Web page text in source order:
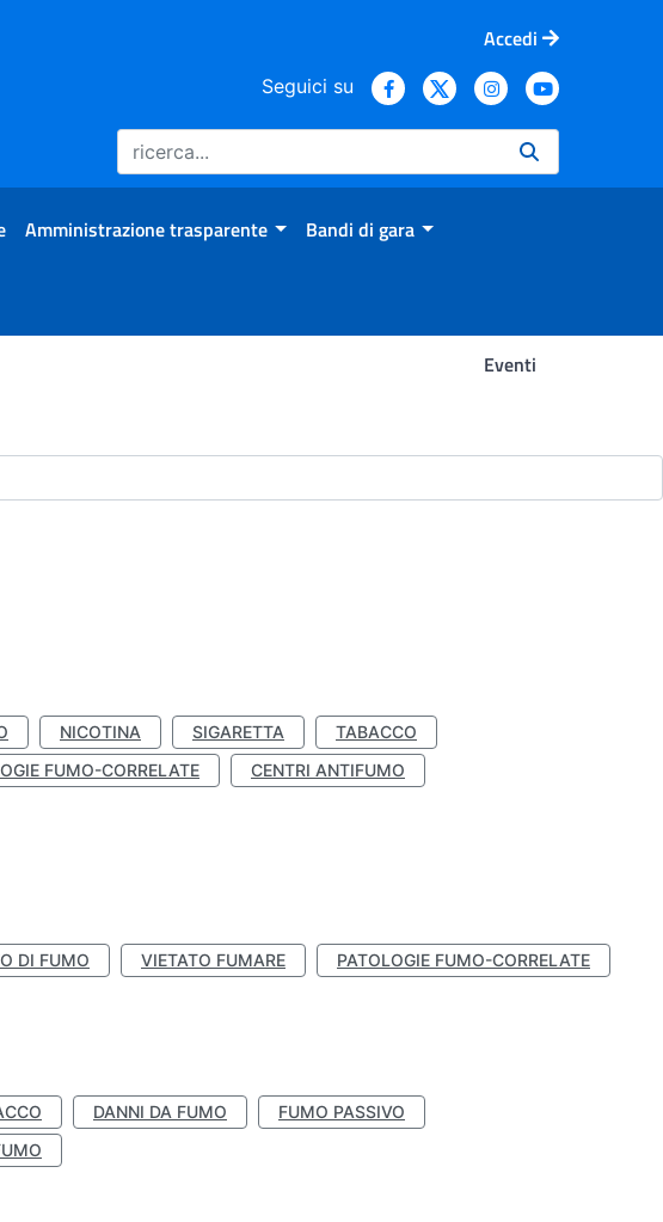
Accedi
Seguici su
Amministrazione trasparente Bandi di gara
Eventi
NICOTINA SIGARETTA
TABACCO
FUMO-CORRELATE
CENTRI ANTIFUMO
DI FUMO VIETATO FUMARE PATOLOGIE FUMO-CORRELATE
DANNI DA FUMO
FUMO PASSIVO